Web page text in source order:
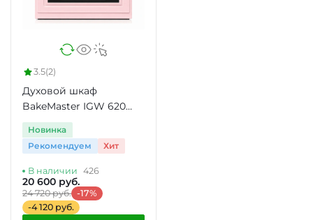
3.5(2)
Духовой шкаф
BakeMaster IGW 620
WH
Новинка
Рекомендуем
Хит
В наличии 426
20 600 руб.
24 720 руб. -17%
-4 120 руб.